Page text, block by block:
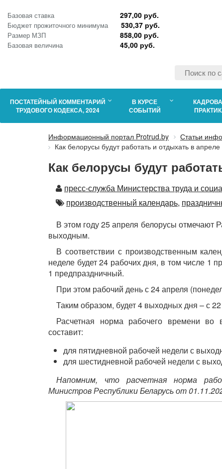
Базовая ставка 297,00 руб.
Бюджет прожиточного минимума 530,37 руб.
Размер МЗП 858,00 руб.
Базовая величина 45,00 руб.
ПОСТАТЕЙНЫЙ КОММЕНТАРИЙ
ТРУДОВОГО КОДЕКСА, 2024
В КУРСЕ
СОБЫТИЙ
Информационный портал Protrud.by Статьи
Как белорусы будут работать и отдыхать в апреле
Как белорусы будут
Автор
пресс-служба Министерства труда и
Автор
производственный календарь,
В этом году 25 апреля белорусы
выходным.
В соответствии с производственным
неделе будет 24 рабочих дня, в том числе 1
1 предпраздничный.
При этом рабочий день с 24 апреля
Таким образом, будет 4 выходных дня – с
Расчетная норма рабочего времени
составит:
для пятидневной рабочей недели с
для шестидневной рабочей недели с
Напомним, что расчетная норма
Министров Республики Беларусь от